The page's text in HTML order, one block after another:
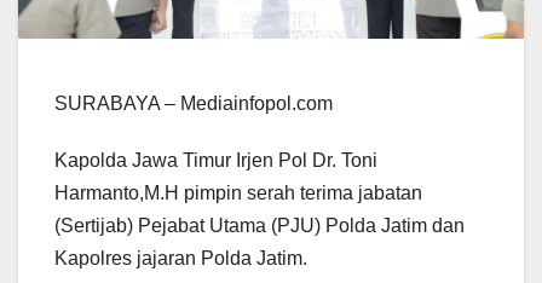
SURABAYA – Mediainfopol.com
Kapolda Jawa Timur Irjen Pol Dr. Toni
Harmanto,M.H pimpin serah terima jabatan
(Sertijab) Pejabat Utama (PJU) Polda Jatim dan
Kapolres jajaran Polda Jatim.